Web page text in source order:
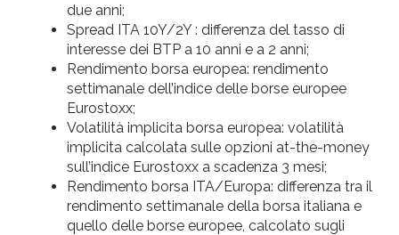
due anni;
Spread ITA 10Y/2Y : differenza del tasso di
interesse dei BTP a 10 anni e a 2 anni;
Rendimento borsa europea: rendimento
settimanale dell’indice delle borse europee
Eurostoxx;
Volatilità implicita borsa europea: volatilità
implicita calcolata sulle opzioni at-the-money
sull’indice Eurostoxx a scadenza 3 mesi;
Rendimento borsa ITA/Europa: differenza tra il
rendimento settimanale della borsa italiana e
quello delle borse europee, calcolato sugli